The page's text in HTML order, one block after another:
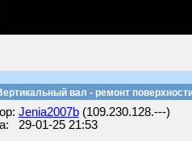
вал - ремонт
Jenia2007b(109.230.128.---)
29-01-25 21:53